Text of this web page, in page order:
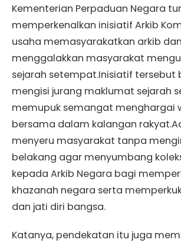
Kementerian Perpaduan Negara
memperkenalkan inisiatif Arkib
usaha memasyarakatkan arkib dan
menggalakkan masyarakat
sejarah setempat.Inisiatif tersebut
mengisi jurang maklumat sejarah
memupuk semangat menghargai
bersama dalam kalangan
menyeru masyarakat tanpa
belakang agar menyumbang
kepada Arkib Negara bagi
khazanah negara serta
dan jati diri bangsa.
Katanya, pendekatan itu juga